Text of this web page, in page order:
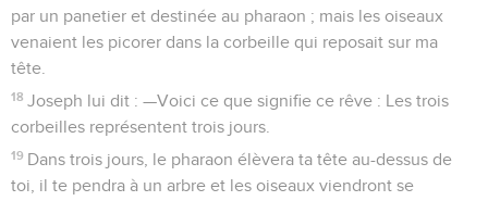
par un panetier et destinée au pharaon ; mais les oiseaux
venaient les picorer dans la corbeille qui reposait sur ma
tête.
18 Joseph lui dit : —Voici ce que signifie ce rêve : Les trois
corbeilles représentent trois jours.
19 Dans trois jours, le pharaon élèvera ta tête au-dessus de
toi, il te pendra à un arbre et les oiseaux viendront se